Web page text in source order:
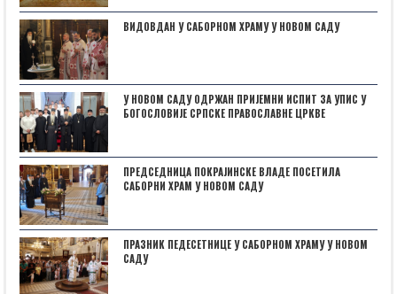
ВИДОВДАН У САБОРНОМ ХРАМУ У НОВОМ САДУ
У НОВОМ САДУ ОДРЖАН ПРИЈЕМНИ ИСПИТ ЗА УПИС У
БОГОСЛОВИЈЕ СРПСКЕ ПРАВОСЛАВНЕ ЦРКВЕ
ПРЕДСЕДНИЦА ПОКРАЈИНСКЕ ВЛАДЕ ПОСЕТИЛА
САБОРНИ ХРАМ У НОВОМ САДУ
ПРАЗНИК ПЕДЕСЕТНИЦЕ У САБОРНОМ ХРАМУ У НОВОМ
САДУ